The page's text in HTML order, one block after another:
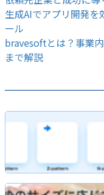
生成AIでアプリ開発
ール
bravesoftとは？事業
まで解説